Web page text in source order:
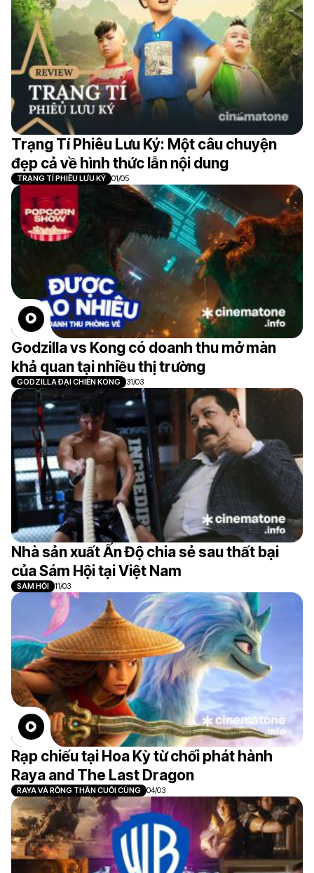
Trạng Tí Phiêu Lưu Ký: Một câu chuyện
đẹp cả về hình thức lẫn nội dung
TRẠNG TÍ PHIÊU LƯU KÝ 01/05
Godzilla vs Kong có doanh thu mở màn
khả quan tại nhiều thị trường
GODZILLA ĐẠI CHIẾN KONG 31/03
Nhà sản xuất Ấn Độ chia sẻ sau thất bại
của Sám Hội tại Việt Nam
SÁM HỐI 11/03
Rạp chiếu tại Hoa Kỳ từ chối phát hành
Raya and The Last Dragon
RAYA VÀ RỒNG THẦN CUỐI CÙNG 04/03